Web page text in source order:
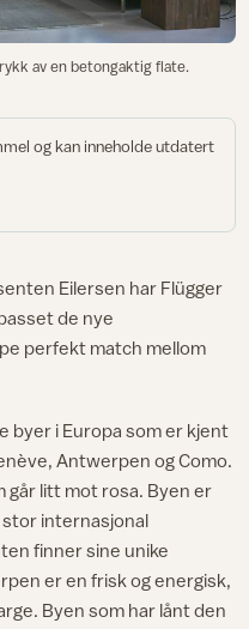
av en betongaktig flate.
og kan inneholde utdatert
Eilersen har Flügger
de nye
perfekt match mellom
byer i Europa som er kjent
Antwerpen og Como.
går litt mot rosa. Byen er
internasjonal
finner sine unike
er en frisk og energisk,
Byen som har lånt den